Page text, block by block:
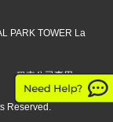
PARK TOWER La
租車公司專用
Reserved.